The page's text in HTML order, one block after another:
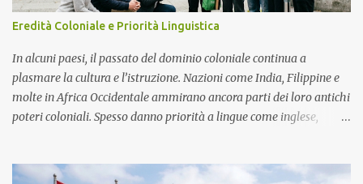
Eredità Coloniale e Priorità Linguistica
In alcuni paesi, il passato del dominio coloniale continua a
plasmare la cultura e l’istruzione. Nazioni come India, Filippine e
molte in Africa Occidentale ammirano ancora parti dei loro antichi
poteri coloniali. Spesso danno priorità a lingue come inglese,
francofona, il francese è ancora la lingua del governo e delle scuole,